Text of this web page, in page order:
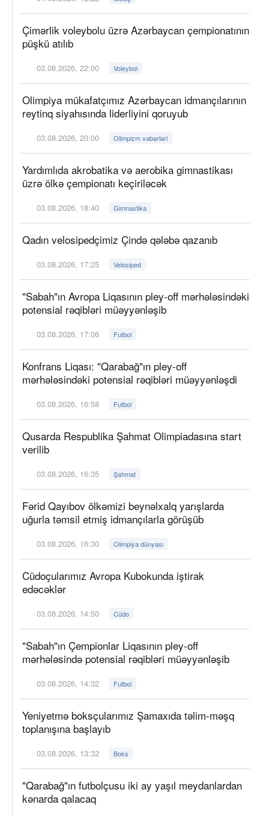
Çimərlik voleybolu üzrə Azərbaycan çempionatının
püşkü atılıb
03.08.2026, 22:00 Voleybol
Olimpiya mükafatçımız Azərbaycan idmançılarının
reytinq siyahısında liderliyini qoruyub
03.08.2026, 20:00 Olimpizm xəbərləri
Yardımlıda akrobatika və aerobika gimnastikası
üzrə ölkə çempionatı keçiriləcək
03.08.2026, 18:40 Gimnastika
Qadın velosipedçimiz Çində qələbə qazanıb
03.08.2026, 17:25 Velosiped
"Sabah"ın Avropa Liqasının pley-off mərhələsindəki
potensial rəqibləri müəyyənləşib
03.08.2026, 17:06 Futbol
Konfrans Liqası: "Qarabağ"ın pley-off
mərhələsindəki potensial rəqibləri müəyyənləşdi
03.08.2026, 16:58 Futbol
Qusarda Respublika Şahmat Olimpiadasına start
verilib
03.08.2026, 16:35 Şahmat
Fərid Qayıbov ölkəmizi beynəlxalq yarışlarda
uğurla təmsil etmiş idmançılarla görüşüb
03.08.2026, 16:30 Olimpiya dünyası
Cüdoçularımız Avropa Kubokunda iştirak
edəcəklər
03.08.2026, 14:50 Cüdo
"Sabah"ın Çempionlar Liqasının pley-off
mərhələsində potensial rəqibləri müəyyənləşib
03.08.2026, 14:32 Futbol
Yeniyetmə boksçularımız Şamaxıda təlim-məşq
toplanışına başlayıb
03.08.2026, 13:32 Boks
"Qarabağ"ın futbolçusu iki ay yaşıl meydanlardan
kənarda qalacaq